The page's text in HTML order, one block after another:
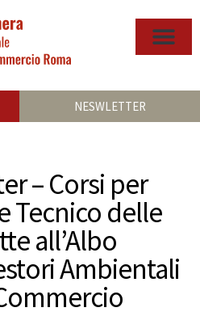
NESWLETTER
– Corsi per
Tecnico delle
all’Albo
Ambientali